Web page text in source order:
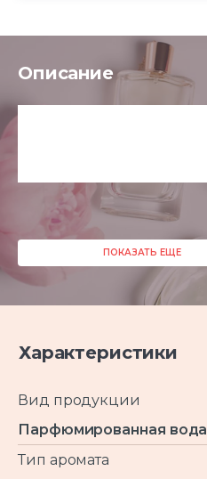
Описание
ПОКАЗАТЬ ЕЩЕ
Характеристики
Вид продукции
Парфюмированная вода
Тип аромата